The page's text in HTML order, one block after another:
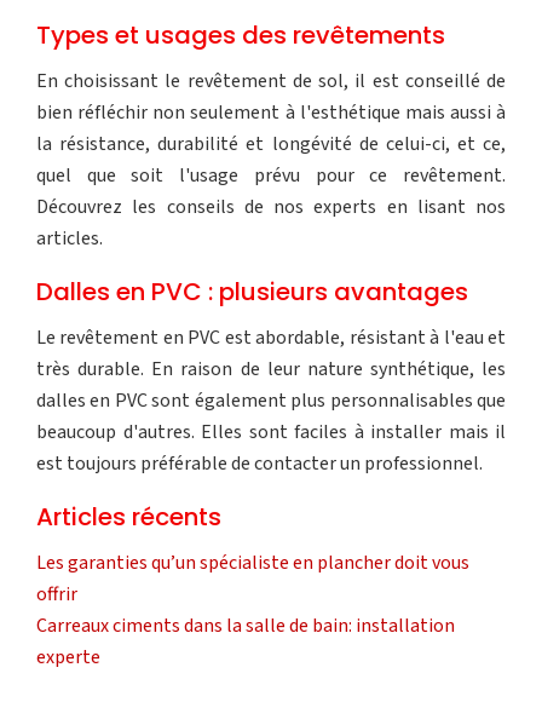
Types et usages des revêtements
En choisissant le revêtement de sol, il est conseillé de
bien réfléchir non seulement à l'esthétique mais aussi à
la résistance, durabilité et longévité de celui-ci, et ce,
quel que soit l'usage prévu pour ce revêtement.
Découvrez les conseils de nos experts en lisant nos
articles.
Dalles en PVC : plusieurs avantages
Le revêtement en PVC est abordable, résistant à l'eau et
très durable. En raison de leur nature synthétique, les
dalles en PVC sont également plus personnalisables que
beaucoup d'autres. Elles sont faciles à installer mais il
est toujours préférable de contacter un professionnel.
Articles récents
Les garanties qu’un spécialiste en plancher doit vous
offrir
Carreaux ciments dans la salle de bain: installation
experte